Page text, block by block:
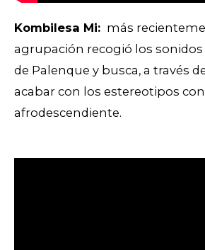
Kombilesa Mi: más
agrupación recogió los sonidos
de Palenque y busca, a través
acabar con los estereotipos
afrodescendiente.